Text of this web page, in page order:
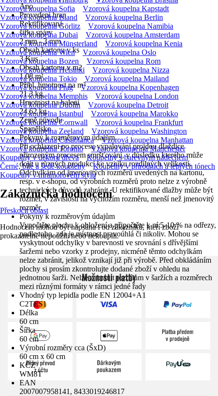
Ano
Provedení hran
Rektifikovaná
šířka spáry
2 mm - 3 mm
Obsah kartonu v ks
3 Kus
Obsah kartonu v m2
1,08 m²
Přibl. hmotnost na m²
21,3 kg
Hmotnost na balení
24,62 kg
Země původu
Španělsko
Pokyny k rozměrovým údajům
Při ochlazení po procesu vypalování projdou dlaždice
přirozeným procesem smršťování, v důsledku kterého může
dojít u různých produkcí ke vzniku rozdílných velikostí.
Odchylkám od jmenovitých rozměrů uvedených na kartonu,
resp. v e-shopu, od výrobních rozměrů proto nelze z výrobně
technických důvodů zabránit. U rektifikované dlažby může být
rozměr, v závislosti na výchozím rozměru, menší než jmenovitý
rozměr.
Pokyny k rozměrovým údajům
Vypočtěte plochu k obložení a připočtěte k ní 5-10 % na odřezy,
podle toho, zda je místnost pravoúhlá či nikoliv. Mohou se
vyskytnout odchylky v barevnosti ve srovnání s dřívějšími
šaržemi nebo vzorky z prodejny, nicméně těmto odchylkám
nelze zabránit, jelikož vznikají již při výrobě. Před obkládáním
plochy si prosím zkontrolujte dodané zboží v ohledu na
jednotnou šarži. Nelze zabránit rozdílům v šaržích a rozměrech
mezi různými formáty v rámci jedné řady
Vhodný typ lepidla podle EN 12004+A1
C2TES1
Délka
60 cm
Šířka
60 cm
Výrobní rozměry cca (ŠxD)
60 cm x 60 cm
KČZ
WM8T
EAN
2007007958141, 8433019246817
Vzorová koupelna Sofia
Vzorová koupelna Kapstadt
Vzorová koupelna Island
Vzorová koupelna Berlin
Vzorová koupelna Görlitz
Vzorová koupelna Namibia
Vzorová koupelna Dubai
Vzorová koupelna Amsterdam
Vzorová koupelna Münsterland
Vzorová koupelna Kenia
Vzorová koupelna Wien
Vzorová koupelna Oslo
Vzorová koupelna Bozen
Vzorová koupelna Rom
Vzorová koupelna Helsinki
Vzorová koupelna Nizza
Vzorová koupelna Tokio
Vzorová koupelna Mailand
Vzorová koupelna Prag
Vzorová koupelna Kopenhagen
Vzorová koupelna Memphis
Vzorová koupelna London
Vzorová koupelna Dublin
Vzorová koupelna Detroit
Vzorová koupelna Istanbul
Vzorová koupelna Marokko
Vzorová koupelna Cornwall
Vzorová koupelna Frankfurt
Vzorová koupelna Zeeland
Vzorová koupelna Washington
Vzorová koupelna Casablanca
Vzorová koupelna Manhattan
Vzorová koupelna Toronto
Vzorová koupelna Manchester
Koupelny v dekoru dřeva
Koupelny s barevným nádechem
Černé, bílé a šedé koupleny
Koupelny v přírodních a teplých tónech
Koupelny v mramorovém stylu
Zákaznická hodnocení
Přeskočit oblast
Hodnocení mohou být napsána i od zákazníků, kteří zboží
prokazatelně nepoužili nebo nekoupili.
Možnosti platby